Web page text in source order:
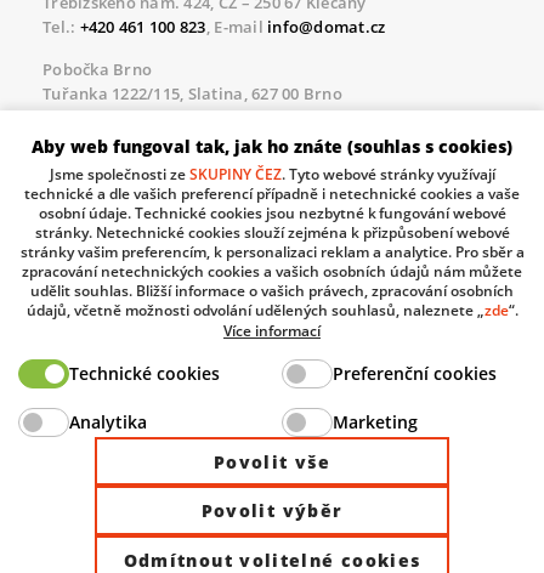
Tel.: +420 461 100 823, E-mail info@domat.cz
Pobočka Brno
Tuřanka 1222/115, Slatina, 627 00 Brno
Tel.:+420 461 100 823, E-mailinfo@domat.cz
Servisní linka pro námi realizované akce
Po – Pá 8.30 – 17.00
tel:+420 733 421 878, E-mailservis@domat.cz
Technická podpora:
Tel.:+420 461 100 666 , WhatsApp:+420 603 735 402
Informace o zpracovávaných osobních údajích.
Ministry of Industry and Trade of the Czech Republic
© 2026 Domat Control System s.r.o. |
All rights reserved |
Aby web fungoval tak, jak ho znáte (souhlas s cookies)
Jsme společnosti zeSKUPINY ČEZ. Tyto webové stránky využívají
technické a dle vašich preferencí případně i netechnické cookies a vaše
osobní údaje. Technické cookies jsou nezbytné k fungování webové
stránky. Netechnické cookies slouží zejména k přizpůsobení webové
stránky vašim preferencím, k personalizaci reklam a analytice. Pro sběr a
zpracování netechnických cookies a vašich osobních údajů nám můžete
udělit souhlas. Bližší informace o vašich právech, zpracování osobních
údajů, včetně možnosti odvolání udělených souhlasů, naleznete „zde“.
Více informací
Technické cookies Preferenční cookies
Analytika
Marketing
Povolit vše
Povolit výběr
Odmítnout volitelné cookies